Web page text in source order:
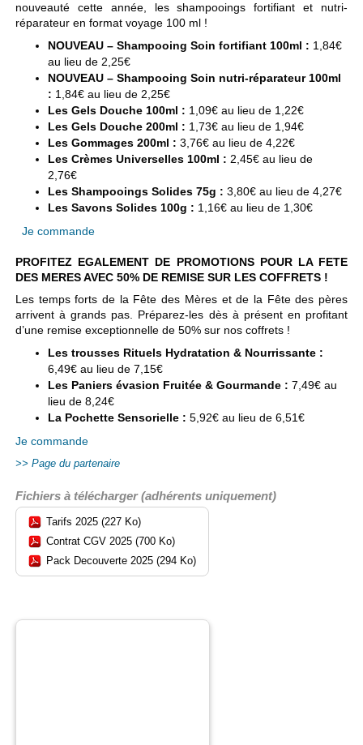
nouveauté cette année, les shampooings fortifiant et nutri-
réparateur en format voyage 100 ml !
NOUVEAU – Shampooing Soin fortifiant 100ml : 1,84€
au lieu de 2,25€
NOUVEAU – Shampooing Soin nutri-réparateur 100ml
: 1,84€ au lieu de 2,25€
Les Gels Douche 100ml : 1,09€ au lieu de 1,22€
Les Gels Douche 200ml : 1,73€ au lieu de 1,94€
Les Gommages 200ml : 3,76€ au lieu de 4,22€
Les Crèmes Universelles 100ml : 2,45€ au lieu de
2,76€
Les Shampooings Solides 75g : 3,80€ au lieu de 4,27€
Les Savons Solides 100g : 1,16€ au lieu de 1,30€
Je commande
PROFITEZ EGALEMENT DE PROMOTIONS POUR LA FETE
DES MERES AVEC 50% DE REMISE SUR LES COFFRETS !
Les temps forts de la Fête des Mères et de la Fête des pères
arrivent à grands pas. Préparez-les dès à présent en profitant
d’une remise exceptionnelle de 50% sur nos coffrets !
Les trousses Rituels Hydratation & Nourrissante :
6,49€ au lieu de 7,15€
Les Paniers évasion Fruitée & Gourmande : 7,49€ au
lieu de 8,24€
La Pochette Sensorielle : 5,92€ au lieu de 6,51€
Je commande
Page du partenaire
Fichiers à télécharger (adhérents uniquement)
Tarifs 2025 (227 Ko)
Contrat CGV 2025 (700 Ko)
Pack Decouverte 2025 (294 Ko)